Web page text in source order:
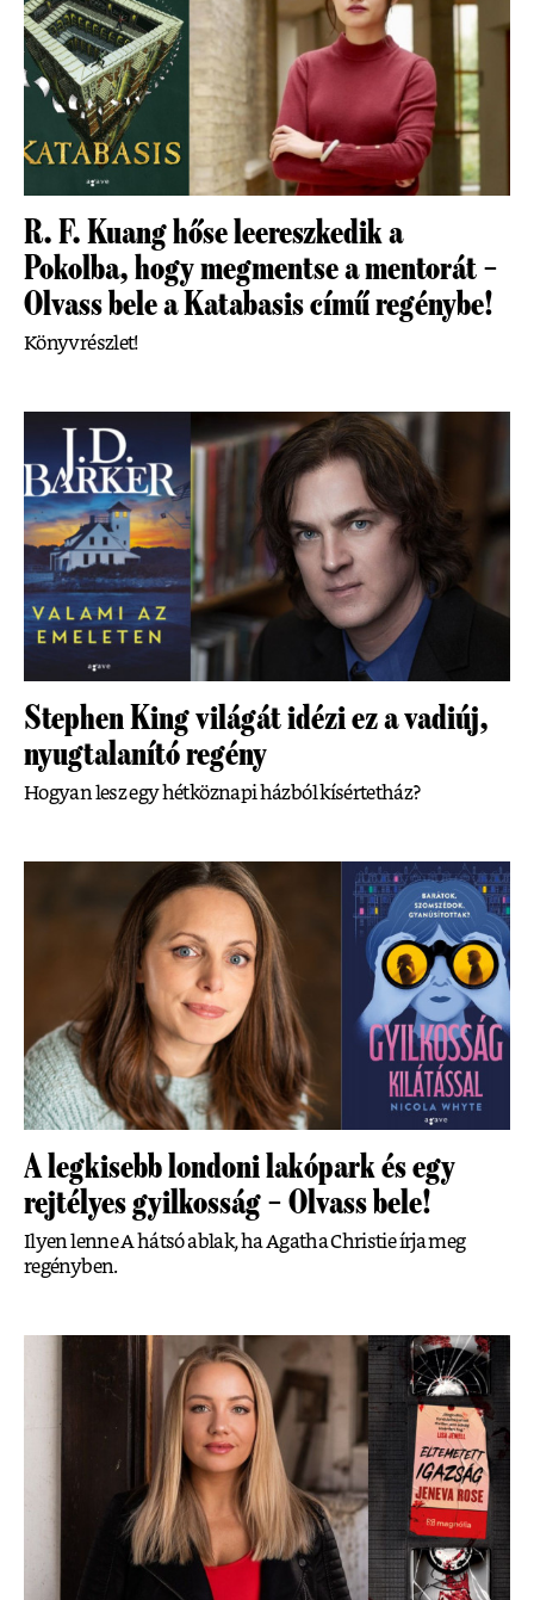
R. F. Kuang hőse leereszkedik a
Pokolba, hogy megmentse a mentorát –
Olvass bele a Katabasis című regénybe!
Könyvrészlet!
Stephen King világát idézi ez a vadiúj,
nyugtalanító regény
Hogyan lesz egy hétköznapi házból kísértetház?
A legkisebb londoni lakópark és egy
rejtélyes gyilkosság – Olvass bele!
Ilyen lenne A hátsó ablak, ha Agatha Christie írja meg
regényben.